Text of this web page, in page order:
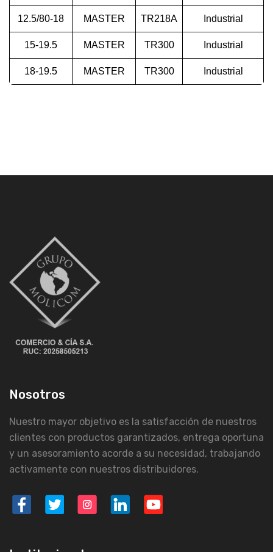
12.5/80-18 MASTER TR218A Industrial
15-19.5 MASTER TR300 Industrial
18-19.5 MASTER TR300 Industrial
Nosotros
Nuestro mayor objetivo es la satisfacción de nuestros
clientes con productos garantizados, entrega oportuna
y un asesoramiento acorde a su necesidad, trabajando
activamente con nuestros distribuidores.